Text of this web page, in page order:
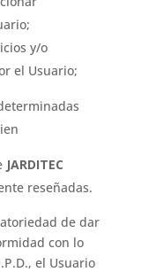
y/o
el Usuario;
JARDITEC
reseñadas.
de dar
con lo
el Usuario